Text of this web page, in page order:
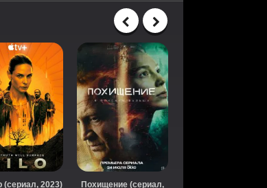
(сериал, 2023)
Похищение (сериал,